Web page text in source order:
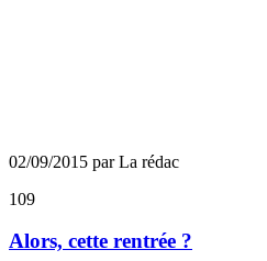
02/09/2015 par La rédac
109
Alors, cette rentrée ?